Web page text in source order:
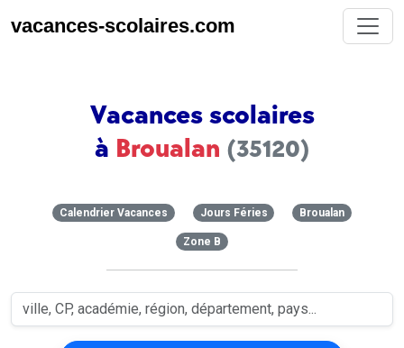
vacances-scolaires.com
Vacances scolaires
à Broualan (35120)
Calendrier Vacances Jours Féries Broualan
Zone B